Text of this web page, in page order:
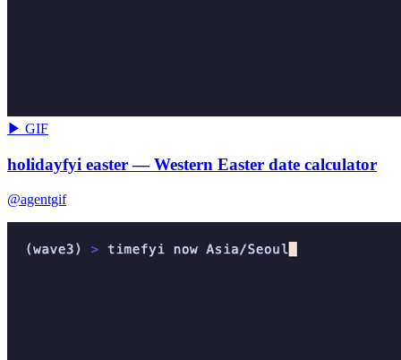
▶ GIF
holidayfyi easter — Western Easter date calculator
@agentgif